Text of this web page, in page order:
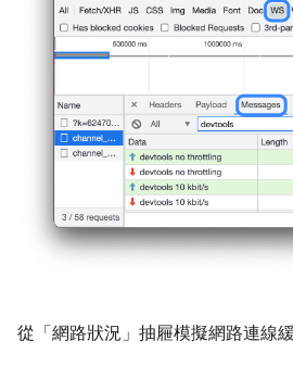
從「網路狀況」抽屜模擬網路連線